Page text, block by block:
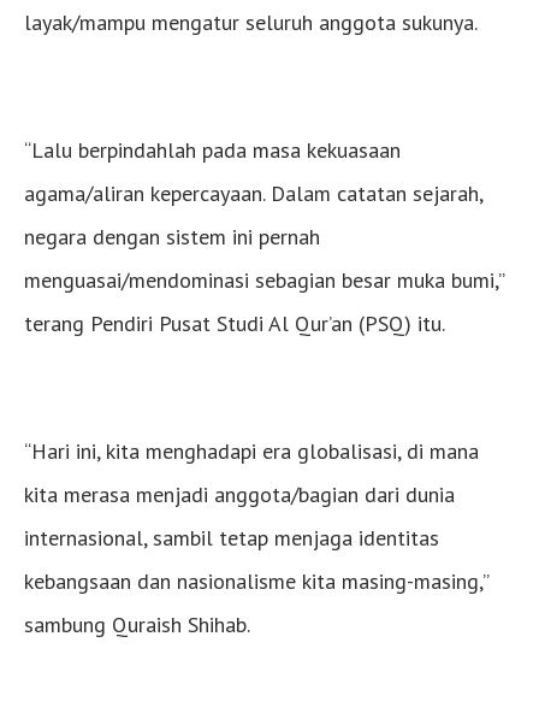
layak/mampu mengatur seluruh anggota sukunya.
“Lalu berpindahlah pada masa kekuasaan
agama/aliran kepercayaan. Dalam catatan sejarah,
negara dengan sistem ini pernah
menguasai/mendominasi sebagian besar muka bumi,”
terang Pendiri Pusat Studi Al Qur’an (PSQ) itu.
“Hari ini, kita menghadapi era globalisasi, di mana
kita merasa menjadi anggota/bagian dari dunia
internasional, sambil tetap menjaga identitas
kebangsaan dan nasionalisme kita masing-masing,”
sambung Quraish Shihab.